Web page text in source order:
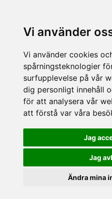
Vi använder
Vi använder cookies
spårningsteknologier
surfupplevelse på vår
dig personligt innehåll
för att analysera vår
att förstå var våra
Jag
Jag
Ändra mina